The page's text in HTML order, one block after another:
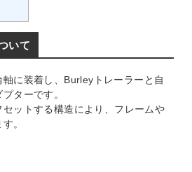
いて
に装着し、Burleyトレーラーと自
ターです。
ットする構造により、フレームや
。